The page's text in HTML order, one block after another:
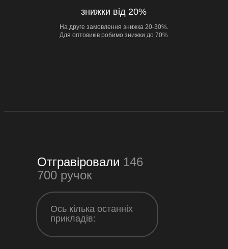
знижки від 20%
На друге замовлення знижка 20-30%.
Для оптовиків робимо знижки до 70%
Ось кілька останніх
прикладів:
Отгравіровали 146
700 ручок